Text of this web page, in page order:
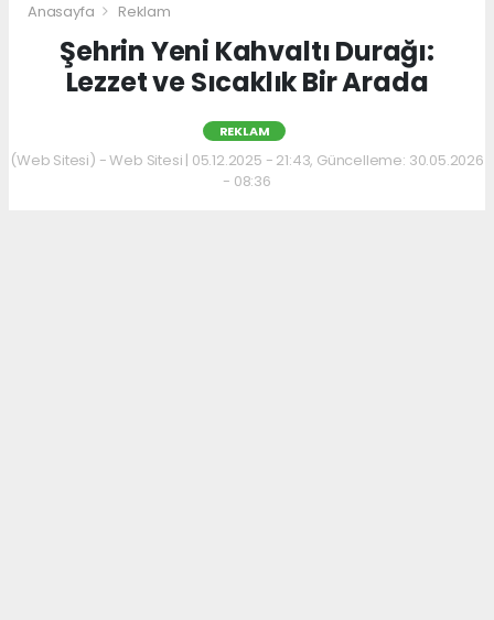
Anasayfa Reklam
Şehrin Yeni Kahvaltı Durağı:
Lezzet ve Sıcaklık Bir Arada
REKLAM
(Web Sitesi) - Web Sitesi | 05.12.2025 - 21:43, Güncelleme: 30.05.2026
- 08:36